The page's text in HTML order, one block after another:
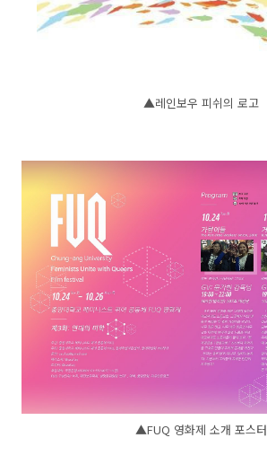
▲레인보우 피쉬의 로고
▲FUQ 영화제 소개 포스터